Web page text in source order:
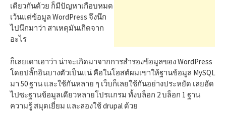
o
r
เดียวกันด้วย ก็มีปัญหาเกือบหมด
เว้นแต่ข้อมูล WordPress จึงนึก
ไปนึกมาว่า สาเหตุมันเกิดจาก
อะไร
ก็เลยเดาเอาว่า น่าจะเกิดมาจากการสำรองข้อมูลของ WordPress
โดยปลั๊กอินบางตัวเป็นแน่ คือในโฮสต์ผมเขาให้ฐานข้อมูล MySQL
มา 50 ฐาน และใช้กันหลาย ๆ เว็บก็เลยใช้กันอย่างประหยัด เลยอัด
ไปซะฐานข้อมูลเดียวหลายโปรแกรม ทั้งบล็อก 2 บล็อก 1 ฐาน
ความรู้ สมุดเยี่ยม และลองใช้ drupal ด้วย